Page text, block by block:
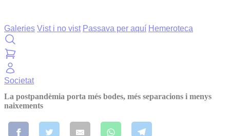
Galeries Vist i no vist Passava per aquí Hemeroteca
Societat
La postpandèmia porta més bodes, més separacions i menys
naixements